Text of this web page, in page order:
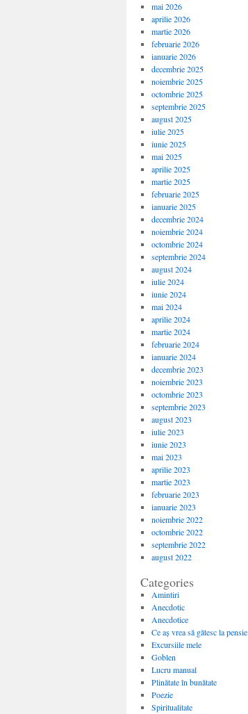
mai 2026
aprilie 2026
martie 2026
februarie 2026
ianuarie 2026
decembrie 2025
noiembrie 2025
octombrie 2025
septembrie 2025
august 2025
iulie 2025
iunie 2025
mai 2025
aprilie 2025
martie 2025
februarie 2025
ianuarie 2025
decembrie 2024
noiembrie 2024
octombrie 2024
septembrie 2024
august 2024
iulie 2024
iunie 2024
mai 2024
aprilie 2024
martie 2024
februarie 2024
ianuarie 2024
decembrie 2023
noiembrie 2023
octombrie 2023
septembrie 2023
august 2023
iulie 2023
iunie 2023
mai 2023
aprilie 2023
martie 2023
februarie 2023
ianuarie 2023
noiembrie 2022
octombrie 2022
septembrie 2022
august 2022
Categories
Amintiri
Anecdotic
Anecdotice
Ce aș vrea să gătesc la pensie
Excursiile mele
Goblen
Lucru manual
Plinătate în bunătate
Poezie
Spiritualitate